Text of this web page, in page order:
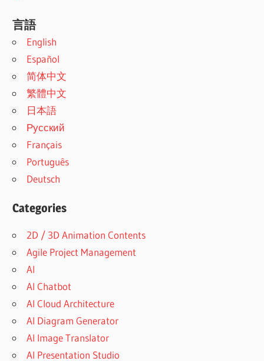
言語
English
Español
简体中文
繁體中文
日本語
Русский
Français
Português
Deutsch
Categories
2D / 3D Animation Contents
Agile Project Management
AI
AI Chatbot
AI Cloud Architecture
AI Diagram Generator
AI Image Translator
AI Presentation Studio